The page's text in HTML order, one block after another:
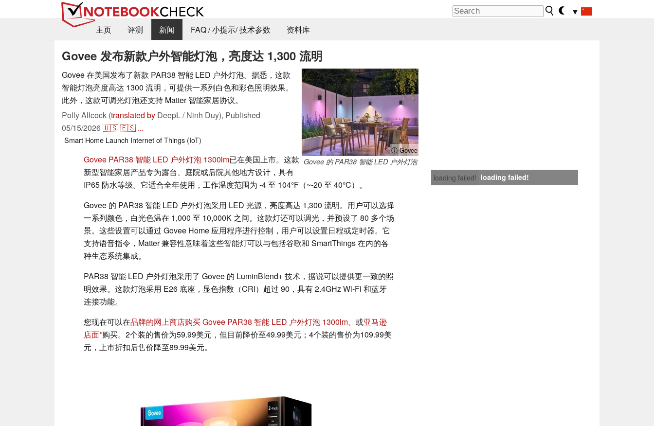
▼
主页
评测 新闻 FAQ / 小提示/ 技术参数 资料库
Govee 发布新款户外智能灯泡，亮度达 1,300 流明
ⓘ Govee
Govee 的 PAR38 智能 LED 户外灯泡
Govee 在美国发布了新款 PAR38 智能 LED 户外灯泡。据悉，这款
智能灯泡亮度高达 1300 流明，可提供一系列白色和彩色照明效果。
此外，这款可调光灯泡还支持 Matter 智能家居协议。
Polly Allcock (translated by DeepL / Ninh Duy), Published
05/15/2026🇺🇸🇪🇸 ...
Smart Home Launch Internet of Things (IoT)
loading failed! loading failed!
Govee PAR38 智能 LED 户外灯泡 1300lm已在美国上市。这款
新型智能家居产品专为露台、庭院或后院其他地方设计，具有
IP65 防水等级。它适合全年使用，工作温度范围为 -4 至 104°F（~-20 至 40°C）。
Govee 的 PAR38 智能 LED 户外灯泡采用 LED 光源，亮度高达 1,300 流明。用户可以选择
一系列颜色，白光色温在 1,000 至 10,000K 之间。这款灯还可以调光，并预设了 80 多个场
景。这些设置可以通过 Govee Home 应用程序进行控制，用户可以设置日程或定时器。它
支持语音指令，Matter 兼容性意味着这些智能灯可以与包括谷歌和 SmartThings 在内的各
种生态系统集成。
PAR38 智能 LED 户外灯泡采用了 Govee 的 LuminBlend+ 技术，据说可以提供更一致的照
明效果。这款灯泡采用 E26 底座，显色指数（CRI）超过 90，具有 2.4GHz Wi-Fi 和蓝牙
连接功能。
您现在可以在品牌的网上商店购买 Govee PAR38 智能 LED 户外灯泡 1300lm。 或亚马逊
店面 购买。2个装的售价为59.99美元，但目前降价至49.99美元；4个装的售价为109.99美
元，上市折扣后售价降至89.99美元。